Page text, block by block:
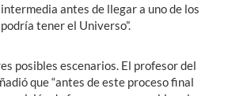
antes de llegar a uno de los
tener el Universo”.
posibles escenarios. El profesor del
que “antes de este proceso final